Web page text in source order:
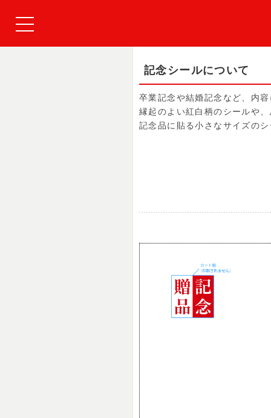
記念シールについて
卒業記念や結婚記念など、内
縁起のよい紅白柄のシールや
記念品に貼る小さなサイズの